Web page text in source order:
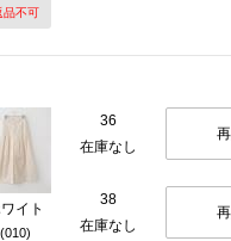
品不可
イト
(010)
36
在庫なし
38
在庫なし